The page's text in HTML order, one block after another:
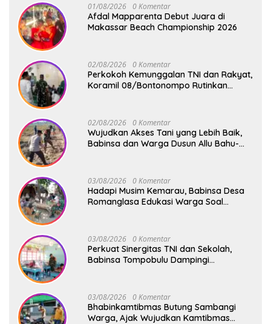
01/08/2026 0 Komentar
Afdal Mapparenta Debut Juara di
Makassar Beach Championship 2026
02/08/2026 0 Komentar
Perkokoh Kemunggalan TNI dan Rakyat,
Koramil 08/Bontonompo Rutinkan
02/08/2026 0 Komentar
Wujudkan Akses Tani yang Lebih Baik,
Babinsa dan Warga Dusun Allu Bahu-
03/08/2026 0 Komentar
Hadapi Musim Kemarau, Babinsa Desa
Romanglasa Edukasi Warga Soal
03/08/2026 0 Komentar
Perkuat Sinergitas TNI dan Sekolah,
Babinsa Tompobulu Dampingi
03/08/2026 0 Komentar
Bhabinkamtibmas Butung Sambangi
Warga, Ajak Wujudkan Kamtibmas